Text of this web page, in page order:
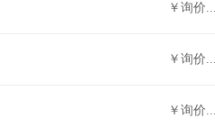
￥询价...
￥询价...
￥询价...